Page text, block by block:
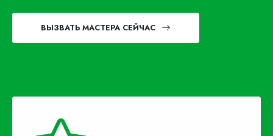
ВЫЗВАТЬ МАСТЕРА СЕЙЧАС